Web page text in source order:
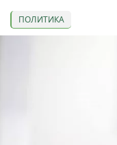
ПОЛИТИКА